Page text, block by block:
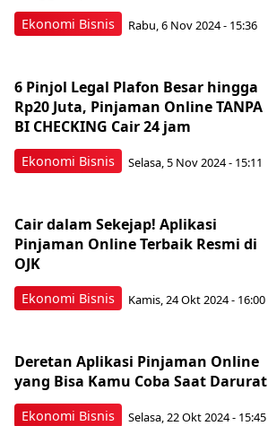
Ekonomi Bisnis Rabu, 6 Nov 2024 - 15:36
Ekonomi Bisnis
6 Pinjol Legal Plafon Besar hingga
Rp20 Juta, Pinjaman Online TANPA
BI CHECKING Cair 24 jam
Selasa, 5 Nov 2024 - 15:11
Ekonomi Bisnis
Cair dalam Sekejap! Aplikasi
Pinjaman Online Terbaik Resmi di
OJK
Kamis, 24 Okt 2024 - 16:00
Ekonomi Bisnis
Deretan Aplikasi Pinjaman Online
yang Bisa Kamu Coba Saat Darurat
Selasa, 22 Okt 2024 - 15:45